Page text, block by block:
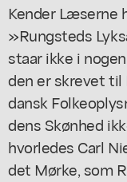
Kender Læserne
»Rungsteds
staar ikke i
den er skrevet til
dansk
dens Skønhed
hvorledes Carl
det Mørke, som